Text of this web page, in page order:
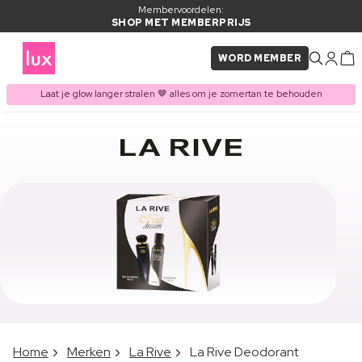
Membervoordelen:
SHOP MET MEMBERPRIJS
WORD MEMBER
Laat je glow langer stralen 🤎 alles om je zomertan te behouden
Home Merken La Rive La Rive Deodorant